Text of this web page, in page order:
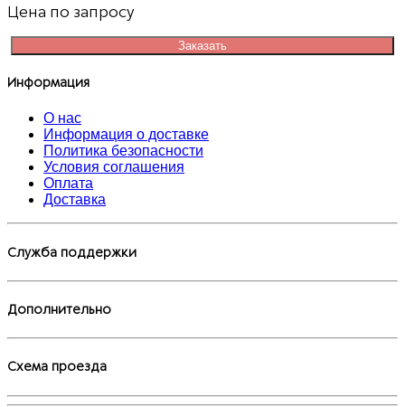
Цена по запросу
Заказать
Информация
О нас
Информация о доставке
Политика безопасности
Условия соглашения
Оплата
Доставка
Служба поддержки
Дополнительно
Схема проезда